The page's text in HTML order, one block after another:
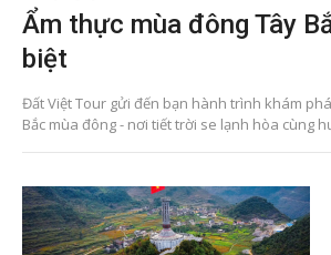
Ẩm thực mùa đông Tây
biệt
Đất Việt Tour gửi đến bạn hành trình khám
Bắc mùa đông - nơi tiết trời se lạnh hòa cùng